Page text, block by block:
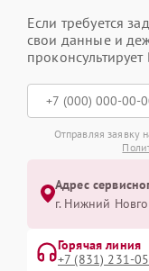
Если требуется
свои данные и
проконсультирует
Отправляя заявку
Адрес
г. Нижний
Горячая линия
+7 (831) 231-